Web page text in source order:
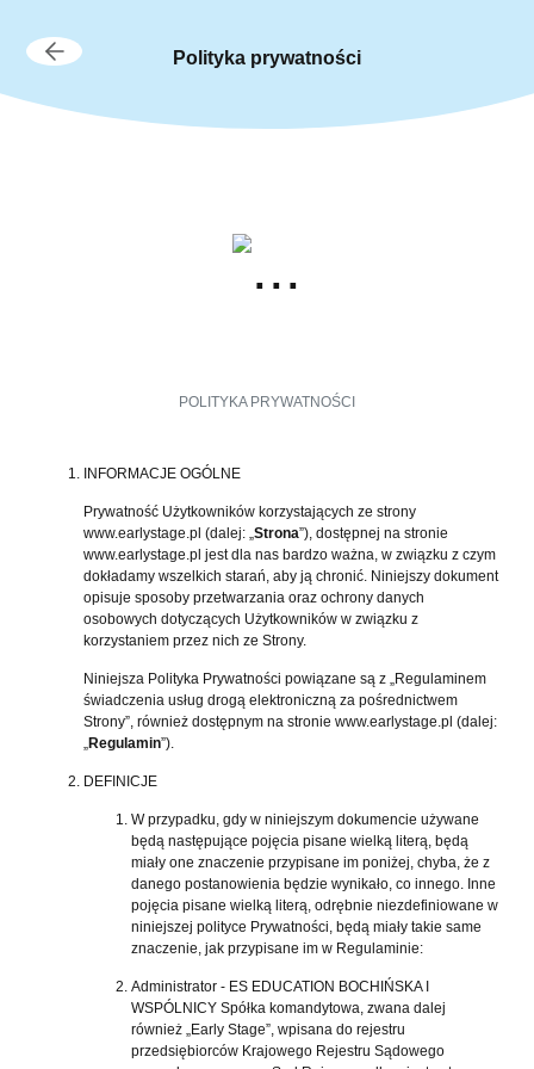
Polityka prywatności
POLITYKA PRYWATNOŚCI
INFORMACJE OGÓLNE
Prywatność Użytkowników korzystających ze strony
www.earlystage.pl (dalej: „ Strona”), dostępnej na stronie
www.earlystage.pl jest dla nas bardzo ważna, w związku z czym
dokładamy wszelkich starań, aby ją chronić. Niniejszy dokument
opisuje sposoby przetwarzania oraz ochrony danych
osobowych dotyczących Użytkowników w związku z
korzystaniem przez nich ze Strony.
Niniejsza Polityka Prywatności powiązane są z „Regulaminem
świadczenia usług drogą elektroniczną za pośrednictwem
Strony”, również dostępnym na stronie www.earlystage.pl (dalej:
Regulamin”).
DEFINICJE
W przypadku, gdy w niniejszym dokumencie używane
będą następujące pojęcia pisane wielką literą, będą
miały one znaczenie przypisane im poniżej, chyba, że z
danego postanowienia będzie wynikało, co innego. Inne
pojęcia pisane wielką literą, odrębnie niezdefiniowane w
niniejszej polityce Prywatności, będą miały takie same
znaczenie, jak przypisane im w Regulaminie:
Administrator - ES EDUCATION BOCHIŃSKA I
WSPÓLNICY Spółka komandytowa, zwana dalej
również „Early Stage”, wpisana do rejestru
przedsiębiorców Krajowego Rejestru Sądowego